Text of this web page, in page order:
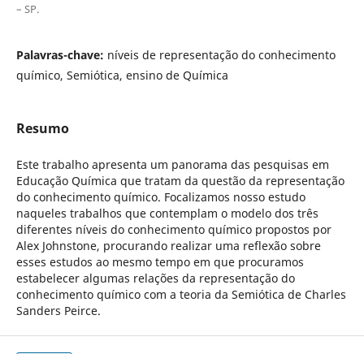
– SP.
Palavras-chave: níveis de representação do conhecimento
químico, Semiótica, ensino de Química
Resumo
Este trabalho apresenta um panorama das pesquisas em
Educação Química que tratam da questão da representação
do conhecimento químico. Focalizamos nosso estudo
naqueles trabalhos que contemplam o modelo dos três
diferentes níveis do conhecimento químico propostos por
Alex Johnstone, procurando realizar uma reflexão sobre
esses estudos ao mesmo tempo em que procuramos
estabelecer algumas relações da representação do
conhecimento químico com a teoria da Semiótica de Charles
Sanders Peirce.